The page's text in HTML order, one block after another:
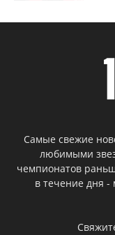
Самые свежие
любимыми
чемпионатов
в течение дня